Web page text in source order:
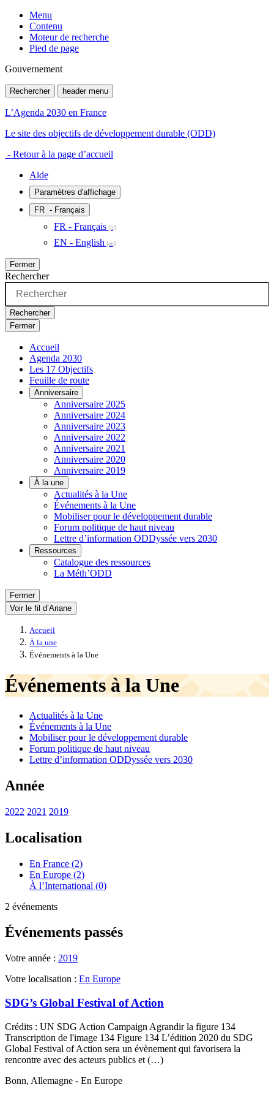
Menu
Contenu
Moteur de recherche
Pied de page
Gouvernement
Rechercher header menu
L’Agenda 2030 en France
Le site des objectifs de développement durable (ODD)
- Retour à la page d’accueil
Aide
Paramètres d'affichage
FR - Français
FR - Français
EN - English
Fermer
Rechercher
Rechercher
Fermer
Accueil
Agenda 2030
Les 17 Objectifs
Feuille de route
Anniversaire
Anniversaire 2025
Anniversaire 2024
Anniversaire 2023
Anniversaire 2022
Anniversaire 2021
Anniversaire 2020
Anniversaire 2019
À la une
Actualités à la Une
Événements à la Une
Mobiliser pour le développement durable
Forum politique de haut niveau
Lettre d’information ODDyssée vers 2030
Ressources
Catalogue des ressources
La Méth’ODD
Fermer
Voir le fil d’Ariane
Accueil
À la une
Événements à la Une
Événements à la Une
Actualités à la Une
Événements à la Une
Mobiliser pour le développement durable
Forum politique de haut niveau
Lettre d’information ODDyssée vers 2030
Année
2022 2021 2019
Localisation
En France (2)
En Europe (2)
À l’International (0)
2 événements
Événements passés
Votre année : 2019
Votre localisation : En Europe
SDG’s Global Festival of Action
Crédits : UN SDG Action Campaign Agrandir la figure 134
Transcription de l'image 134 Figure 134 L’édition 2020 du SDG
Global Festival of Action sera un évènement qui favorisera la
rencontre avec des acteurs publics et (…)
Bonn, Allemagne - En Europe